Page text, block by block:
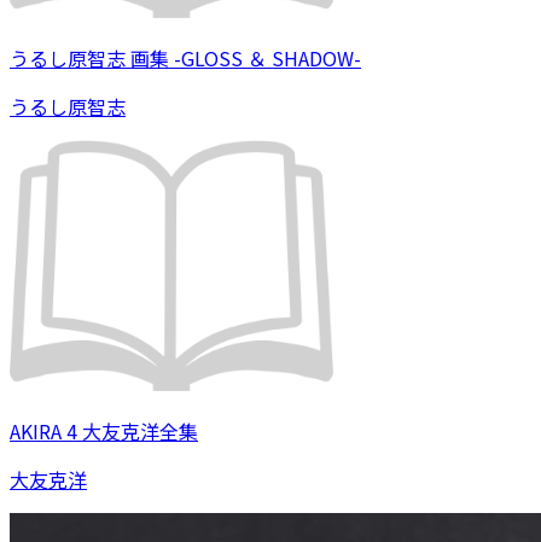
うるし原智志 画集 -GLOSS ＆ SHADOW-
うるし原智志
AKIRA 4 大友克洋全集
大友克洋